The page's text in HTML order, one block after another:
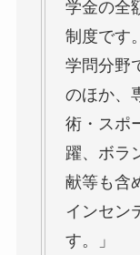
学金の全
制度です。
学問分野
のほか、
術・スポ
躍、ボラ
献等も含
インセン
す。」